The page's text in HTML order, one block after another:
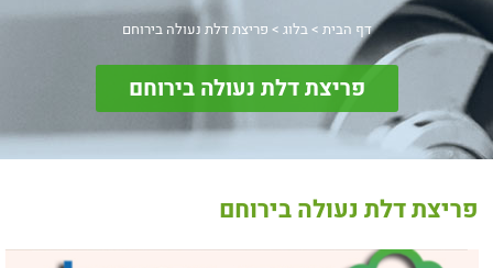
דף הבית >בלוג > פריצת דלת נעולה בירוחם
פריצת דלת נעולה בירוחם
פריצת דלת נעולה בירוחם